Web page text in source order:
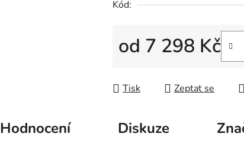
Kód:
od 7 298 Kč
Tisk Zeptat se
Hodnocení Diskuze